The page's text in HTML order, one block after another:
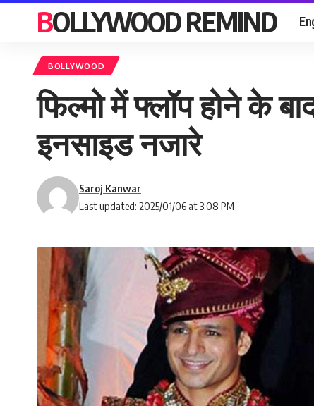
BOLLYWOOD REMIND
BOLLYWOOD
फिल्मो में फ्लॉप होने के
इनसाइड नजारे
Last updated: 2025/01/06 at 3:08 PM
Saroj Kanwar